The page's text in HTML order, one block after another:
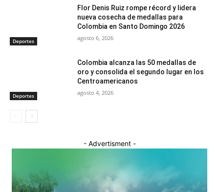
Deportes
Flor Denis Ruiz rompe récord y lidera
nueva cosecha de medallas para
Colombia en Santo Domingo 2026
agosto 6, 2026
Deportes
Colombia alcanza las 50 medallas de
oro y consolida el segundo lugar en los
Centroamericanos
agosto 4, 2026
- Advertisment -